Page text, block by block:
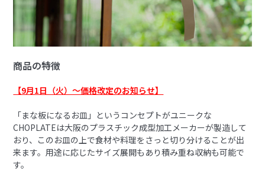
商品の特徴
【9月1日（火）〜価格改定のお知らせ】
「まな板になるお皿」というコンセプトがユニークな
CHOPLATEは大阪のプラスチック成型加工メーカーが製造して
おり、このお皿の上で食材や料理をさっと切り分けることが出
来ます。用途に応じたサイズ展開もあり積み重ね収納も可能で
す。